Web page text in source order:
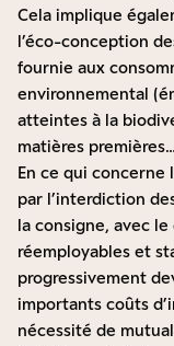
Cela implique
l’éco-conception
fournie aux
environnemental
atteintes à la
matières
En ce qui concerne
par l’interdiction
la consigne, avec
réemployables et
progressivement
importants coûts
nécessité de